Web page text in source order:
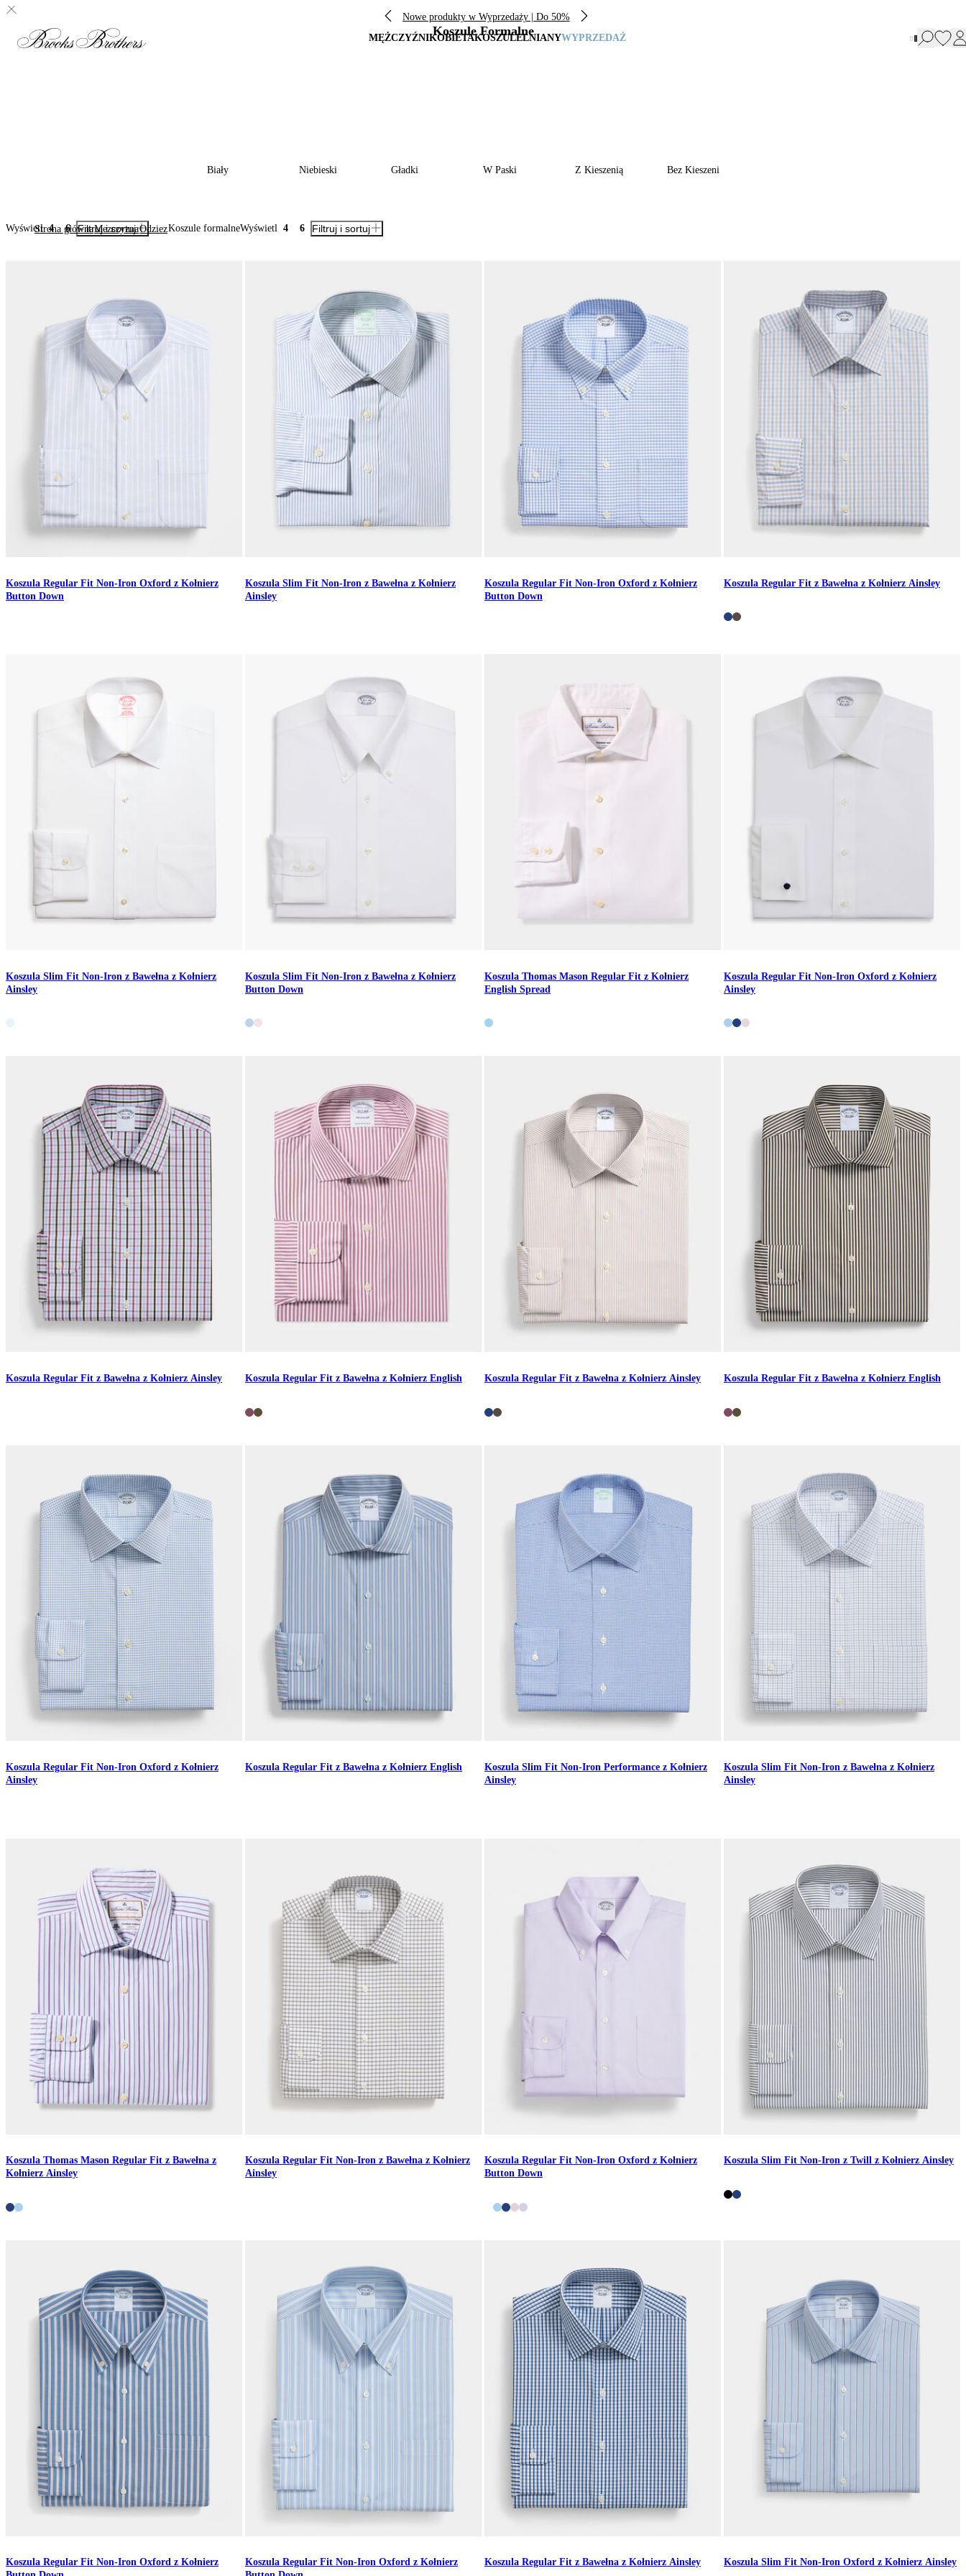
Nowe produkty w Wyprzedaży | Do 50%
MĘŻCZYŹNIKOBIETAKOSZULELNIANYWYPRZEDAŻ
Koszule Formalne
Biały Niebieski Gładki W Paski Z Kieszenią Bez Kieszeni
Strona głównaMezczyznaOdziezKoszule formalneWyświetl 4 6 Filtruj i sortuj
Wyświetl 4 6 Filtruj i sortuj
Koszula Regular Fit Non-Iron Oxford z Kołnierz
Button Down
Koszula Slim Fit Non-Iron z Bawełna z Kołnierz
Ainsley
Koszula Regular Fit Non-Iron Oxford z Kołnierz
Button Down
Koszula Regular Fit z Bawełna z Kołnierz Ainsley
Koszula Slim Fit Non-Iron z Bawełna z Kołnierz
Ainsley
Koszula Slim Fit Non-Iron z Bawełna z Kołnierz
Button Down
Koszula Thomas Mason Regular Fit z Kołnierz
English Spread
Koszula Regular Fit Non-Iron Oxford z Kołnierz
Ainsley
Koszula Regular Fit z Bawełna z Kołnierz Ainsley Koszula Regular Fit z Bawełna z Kołnierz English Koszula Regular Fit z Bawełna z Kołnierz Ainsley Koszula Regular Fit z Bawełna z Kołnierz English
Koszula Regular Fit Non-Iron Oxford z Kołnierz
Ainsley
Koszula Regular Fit z Bawełna z Kołnierz English
Koszula Slim Fit Non-Iron Performance z Kołnierz
Ainsley
Koszula Slim Fit Non-Iron z Bawełna z Kołnierz
Ainsley
Koszula Thomas Mason Regular Fit z Bawełna z
Kołnierz Ainsley
Koszula Regular Fit Non-Iron z Bawełna z Kołnierz
Ainsley
Koszula Regular Fit Non-Iron Oxford z Kołnierz
Button Down
Koszula Slim Fit Non-Iron z Twill z Kołnierz Ainsley
Koszula Regular Fit Non-Iron Oxford z Kołnierz
Koszula Regular Fit Non-Iron Oxford z Kołnierz
Koszula Regular Fit z Bawełna z Kołnierz Ainsley Koszula Slim Fit Non-Iron Oxford z Kołnierz Ainsley